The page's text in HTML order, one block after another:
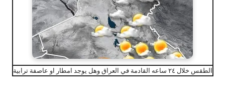
الطقس خلال ٢٤ ساعه القادمة في العراق وهل يوجد امطار او عاصفة ترابية